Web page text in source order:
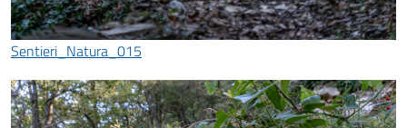
Sentieri_Natura_015